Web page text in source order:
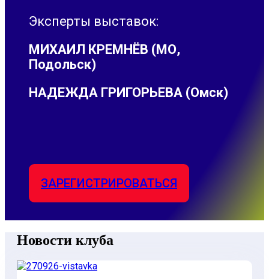
Эксперты выставок:
МИХАИЛ КРЕМНЁВ (МО,
Подольск)
НАДЕЖДА ГРИГОРЬЕВА (Омск)
ЗАРЕГИСТРИРОВАТЬСЯ
Новости клуба